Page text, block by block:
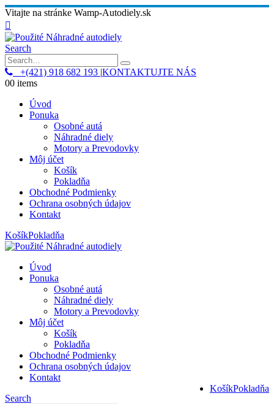
Vitajte na stránke Wamp-Autodiely.sk
Search
+(421) 918 682 193 |KONTAKTUJTE NÁS
00 items
Úvod
Ponuka
Osobné autá
Náhradné diely
Motory a Prevodovky
Môj účet
Košík
Pokladňa
Obchodné Podmienky
Ochrana osobných údajov
Kontakt
KošíkPokladňa
Úvod
Ponuka
Osobné autá
Náhradné diely
Motory a Prevodovky
Môj účet
Košík
Pokladňa
Obchodné Podmienky
Ochrana osobných údajov
Kontakt
KošíkPokladňa
Search